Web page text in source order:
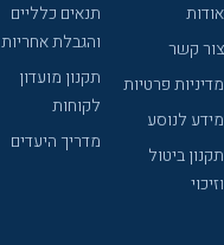
אודות
צור קשר
מדיניות פרטיות
מידע לנוסע
תקנון ביטול
וזיכוי
תנאים כלליים
והגבלת אחריות
תקנון מועדון
לקוחות
מדריך היעדים